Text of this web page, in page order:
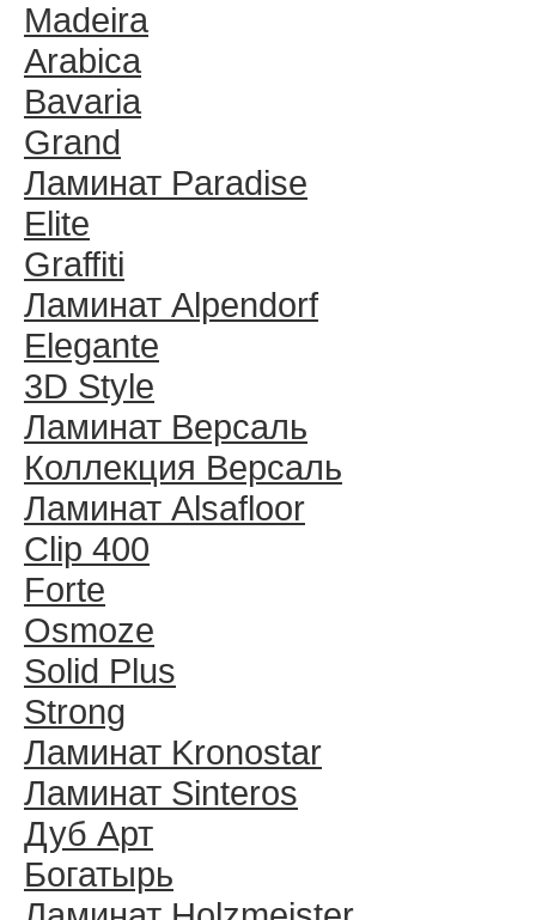
Madeira
Arabica
Bavaria
Grand
Ламинат Paradise
Elite
Graffiti
Ламинат Alpendorf
Elegante
3D Style
Ламинат Версаль
Коллекция Версаль
Ламинат Alsafloor
Clip 400
Forte
Osmoze
Solid Plus
Strong
Ламинат Kronostar
Ламинат Sinteros
Дуб Арт
Богатырь